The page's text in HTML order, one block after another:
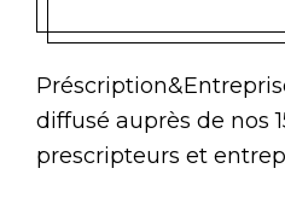
diffusé auprès de nos
prescripteurs et